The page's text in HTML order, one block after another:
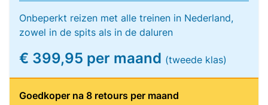
Onbeperkt reizen met alle treinen in Nederland,
zowel in de spits als in de daluren
€ 399,95 per maand (tweede klas)
Goedkoper na 8 retours per maand